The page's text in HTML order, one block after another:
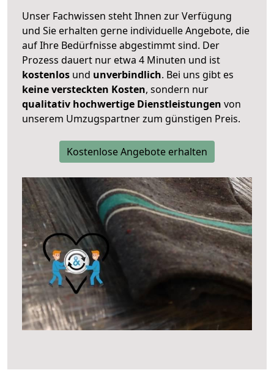
Unser Fachwissen steht Ihnen zur Verfügung
und Sie erhalten gerne individuelle Angebote, die
auf Ihre Bedürfnisse abgestimmt sind. Der
Prozess dauert nur etwa 4 Minuten und ist
kostenlos und unverbindlich. Bei uns gibt es
keine versteckten Kosten, sondern nur
qualitativ hochwertige Dienstleistungen von
unserem Umzugspartner zum günstigen Preis.
Kostenlose Angebote erhalten